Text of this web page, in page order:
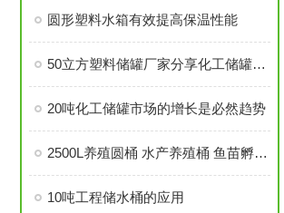
圆形塑料水箱有效提高保温性能
50立方塑料储罐厂家分享化工储罐的用途是那些？
20吨化工储罐市场的增长是必然趋势
2500L养殖圆桶 水产养殖桶 鱼苗孵化桶滚塑工艺特点 抗老化结实耐撞
10吨工程储水桶的应用